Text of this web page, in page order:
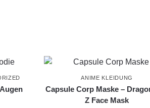
ANIME KLEIDUNG
Capsule Corp Maske –
Z Face Mask